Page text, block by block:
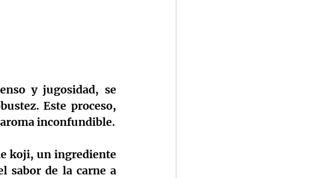
y jugosidad, se
Este proceso,
inconfundible.
koji, un ingrediente
sabor de la carne a